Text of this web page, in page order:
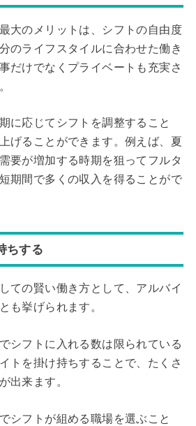
大のメリットは、シフトの自由度
のライフスタイルに合わせた働き
だけでなくプライベートも充実さ
に応じてシフトを調整すること
げることができます。例えば、夏
要が増加する時期を狙ってフルタ
期間で多くの収入を得ることがで
ちする
ての賢い働き方として、アルバイ
も挙げられます。
シフトに入れる数は限られている
トを掛け持ちすることで、たくさ
出来ます。
シフトが組める職場を選ぶこと